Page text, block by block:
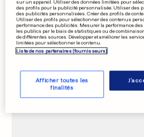
EN SYRIE
Un chef
a mis en
0 0
PUBLICITÉ
sur un appareil. Utiliser des données limitées pour
des profils pour la publicité personnalisée. Utiliser des
des publicités personnalisées. Créer des profils de
Utiliser des profils pour sélectionner des contenus
performance des publicités. Mesurer la performance
les publics par le biais de statistiques ou de
de différentes sources. Développer et améliorer les
limitées pour sélectionner le contenu.
Liste de nos partenaires (fournisseurs)
Afficher toutes les
finalités